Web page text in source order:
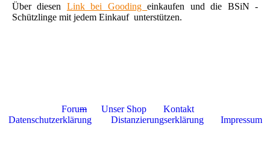
Über diesen Link bei Goodingeinkaufen und die BSiN -
Schützlinge mit jedem Einkauf unterstützen.
Forum Unser Shop Kontakt
Datenschutzerklärung
Distanzierungserklärung Impressum